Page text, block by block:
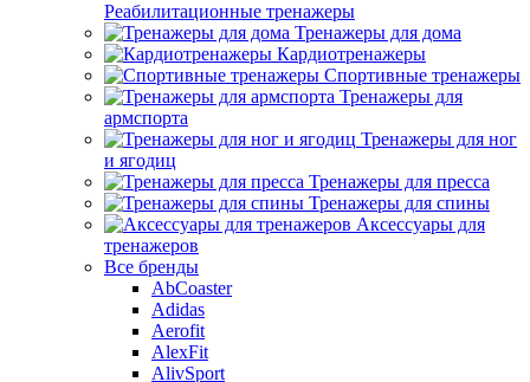
Реабилитационные тренажеры
Тренажеры для дома
Кардиотренажеры
Спортивные тренажеры
Тренажеры для
армспорта
Тренажеры для ног
и ягодиц
Тренажеры для пресса
Тренажеры для спины
Аксессуары для
тренажеров
Все бренды
AbCoaster
Adidas
Aerofit
AlexFit
AlivSport